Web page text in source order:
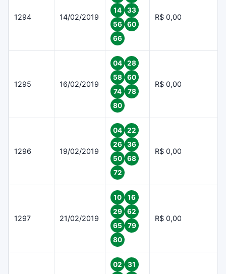
1294 14/02/2019
14
33
56
60
66
R$ 0,00
1295 16/02/2019
04
28
58
60
74
78
80
R$ 0,00
1296 19/02/2019
04
22
26
36
50
68
72
R$ 0,00
1297 21/02/2019
10
16
29
62
65
79
80
R$ 0,00
02
31